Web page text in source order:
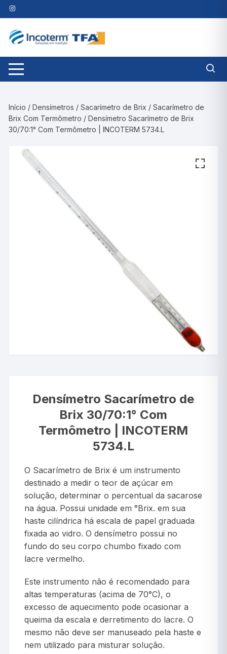
Pular
para
conteúdo
Início /Densímetros /Sacarímetro de Brix /Sacarímetro de
Brix Com Termômetro / Densímetro Sacarímetro de Brix
30/70:1° Com Termômetro | INCOTERM 5734.L
Densímetro Sacarímetro de
Brix 30/70:1° Com
Termômetro | INCOTERM
5734.L
O Sacarímetro de Brix é um instrumento
destinado a medir o teor de açúcar em
solução, determinar o percentual da sacarose
na água. Possui unidade em °Brix. em sua
haste cilíndrica há escala de papel graduada
fixada ao vidro. O densímetro possui no
fundo do seu corpo chumbo fixado com
lacre vermelho.
Este instrumento não é recomendado para
altas temperaturas (acima de 70°C), o
excesso de aquecimento pode ocasionar a
queima da escala e derretimento do lacre. O
mesmo não deve ser manuseado pela haste e
nem utilizado para misturar solução.